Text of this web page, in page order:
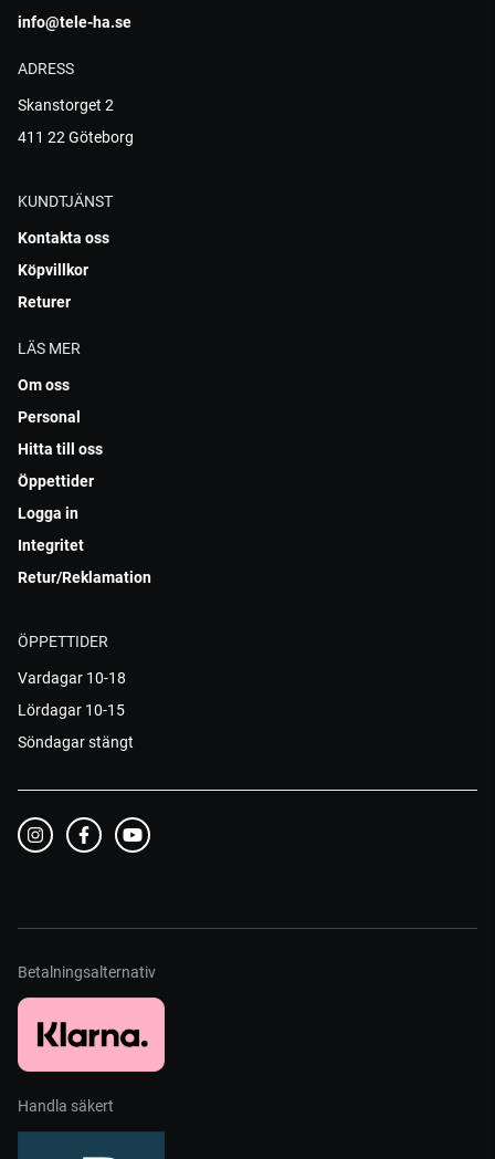
info@tele-ha.se
ADRESS
Skanstorget 2
411 22 Göteborg
KUNDTJÄNST
Kontakta oss
Köpvillkor
Returer
LÄS MER
Om oss
Personal
Hitta till oss
Öppettider
Logga in
Integritet
Retur/Reklamation
ÖPPETTIDER
Vardagar 10-18
Lördagar 10-15
Söndagar stängt
Betalningsalternativ
Handla säkert